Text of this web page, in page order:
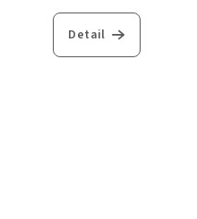
Detail